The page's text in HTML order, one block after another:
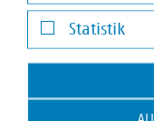
saubere Städte
18.05.2026
Darstellung
Statistik
Statistik